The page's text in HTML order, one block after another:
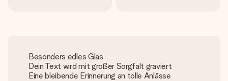
Besonders edles Glas
Dein Text wird mit großer Sorgfalt graviert
Eine bleibende Erinnerung an tolle Anlässe